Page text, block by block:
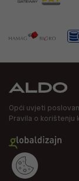
Opći uvjeti
Pravila o korištenju